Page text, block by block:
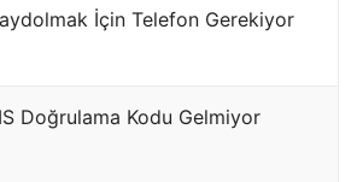
İçin Telefon Gerekiyor
Doğrulama Kodu Gelmiyor